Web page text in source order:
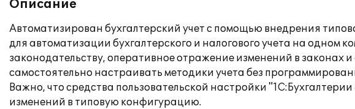
Описание
Автоматизирован бухгалтерский учет с помощью внедрения
для автоматизации бухгалтерского и налогового учета на
законодательству, оперативное отражение изменений в
самостоятельно настраивать методики учета без
Важно, что средства пользовательской настройки
изменений в типовую конфигурацию.